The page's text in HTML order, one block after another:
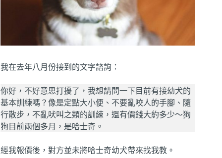
我在去年八月份接到的文字諮詢：
你好，不好意思打擾了，我想請問一下目前有接幼犬的
基本訓練嗎？像是定點大小便、不要亂咬人的手腳、隨
行散步，不亂吠叫之類的訓練，還有價錢大約多少～狗
狗目前兩個多月，是哈士奇。
經我報價後，對方並未將哈士奇幼犬帶來找我教。